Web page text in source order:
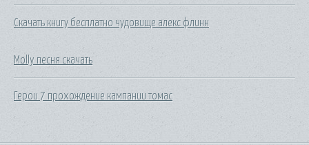
Скачать книгу бесплатно чудовище алекс флинн
Molly песня скачать
Герои 7 прохождение кампании томас